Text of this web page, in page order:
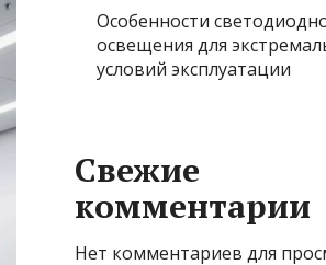
Особенности
освещения для
условий эксплуатации
Свежие
комментарии
Нет комментариев для